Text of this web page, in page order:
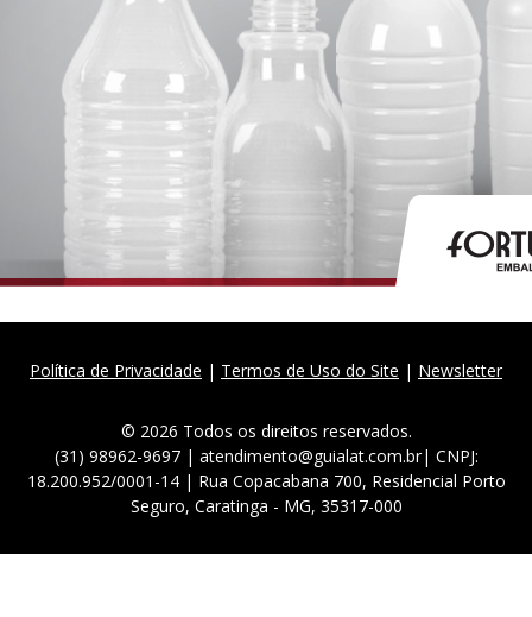
Política de Privacidade | Termos de Uso do Site | Newsletter
© 2026 Todos os direitos reservados.
(31) 98962-9697 | atendimento@guialat.com.br| CNPJ:
18.200.952/0001-14 | Rua Copacabana 700, Residencial Porto
Seguro, Caratinga - MG, 35317-000